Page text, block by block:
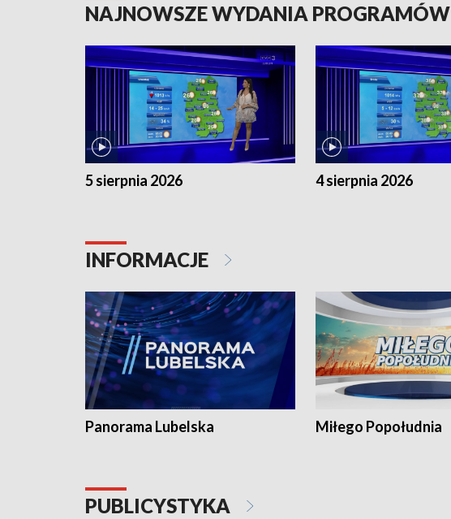
NAJNOWSZE WYDANIA PROGRAMÓW
5 sierpnia 2026 4 sierpnia 2026
INFORMACJE
Panorama Lubelska Miłego Popołudnia
PUBLICYSTYKA